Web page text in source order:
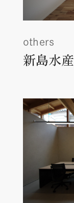
others
新島水産